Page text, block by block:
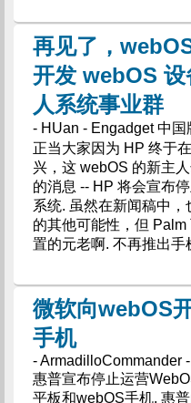
再见了，
开发 webOS
人系统事业群
- HUan - Engadget 中国
正当大家因为 HP 终于
兴，这 webOS 的新主
的消息 -- HP 将会宣布
系统. 虽然在新闻稿中
的其他可能性，但
置的元老啊. 不再推出手
微软向webOS
手机
- ArmadilloCommander
惠普宣布停止运营
平板和webOS手机. 惠